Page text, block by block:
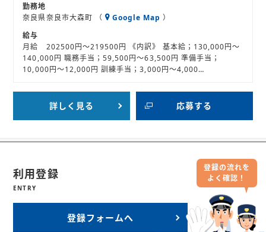
勤務地
奈良県奈良市大森町 （
Google Map ）
給与
月給 202500円～219500円 《内訳》 基本給；130,000円～
140,000円 職務手当；59,500円～63,500円 準備手当；
10,000円～12,000円 訓練手当；3,000円～4,000…
詳しく見る 応募する
登録の流れを
よく確認！
利用登録
ENTRY
登録フォームへ